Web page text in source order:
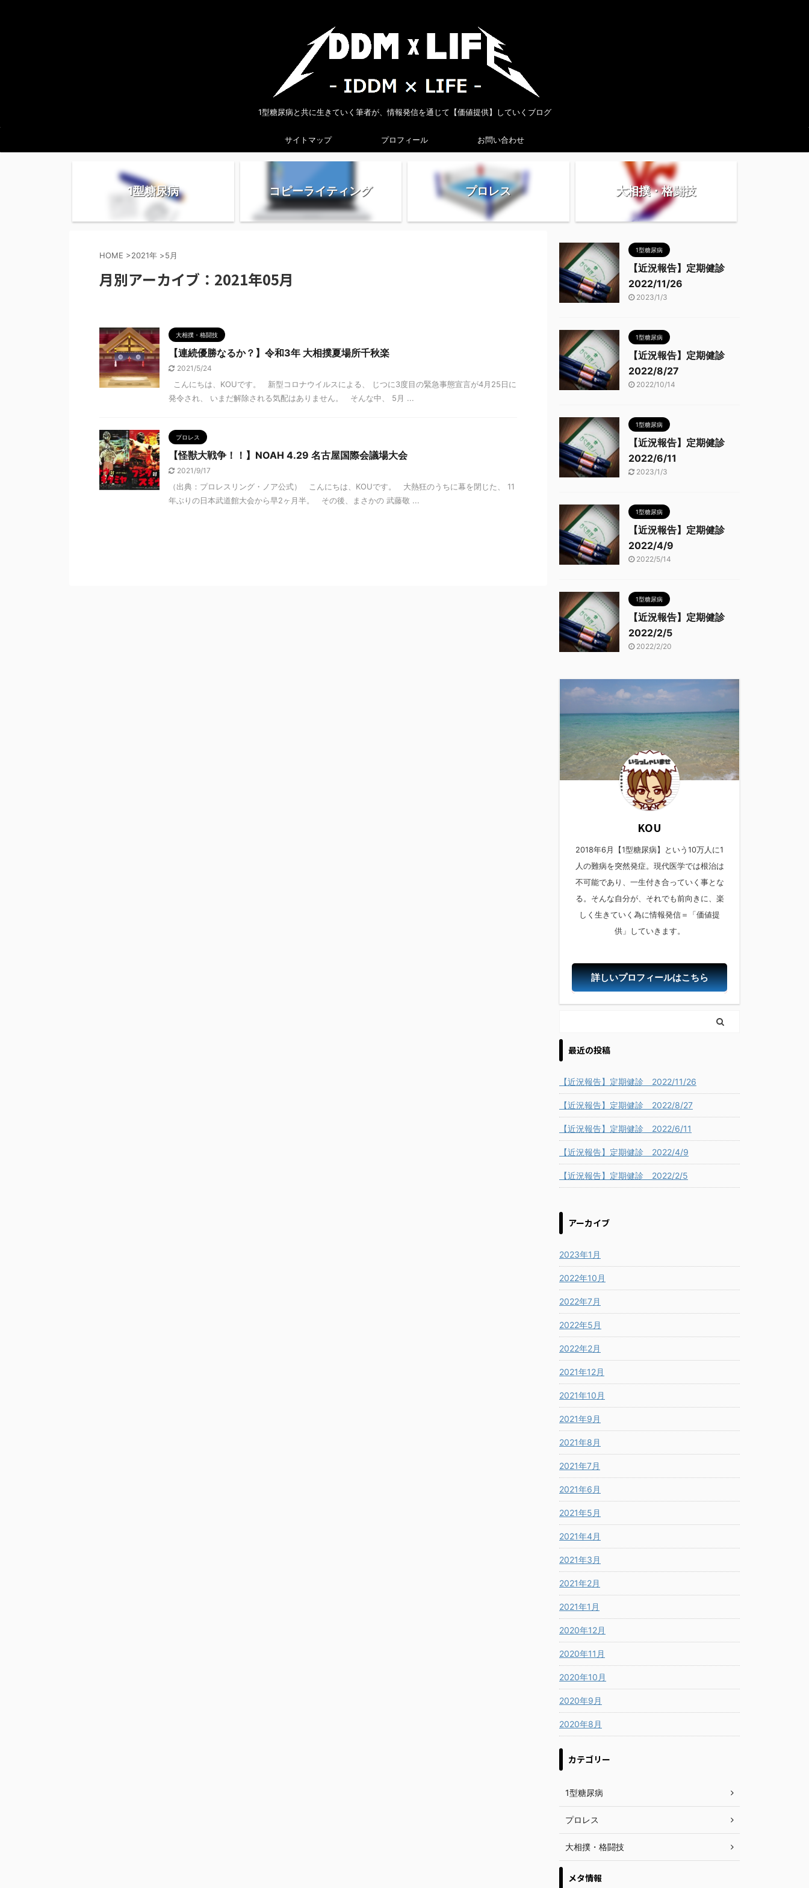
1型糖尿病と共に生きていく筆者が、情報発信を通じて【価値提供】していくブログ
サイトマップ プロフィール お問い合わせ
1型糖尿病 コピーライティング プロレス 大相撲・格闘技
HOME >2021年 >5月
月別アーカイブ：2021年05月
大相撲・格闘技
【連続優勝なるか？】令和3年 大相撲夏場所千秋楽
2021/5/24
こんにちは、KOUです。 新型コロナウイルスによる、 じつに3度目の緊急事態宣言が4月25日に
発令され、 いまだ解除される気配はありません。 そんな中、 5月 ...
プロレス
【怪獣大戦争！！】NOAH 4.29 名古屋国際会議場大会
2021/9/17
（出典：プロレスリング・ノア公式） こんにちは、KOUです。 大熱狂のうちに幕を閉じた、 11
年ぶりの日本武道館大会から早2ヶ月半。 その後、まさかの 武藤敬 ...
1型糖尿病
【近況報告】定期健診
2022/11/26
2023/1/3
1型糖尿病
【近況報告】定期健診
2022/8/27
2022/10/14
1型糖尿病
【近況報告】定期健診
2022/6/11
2023/1/3
1型糖尿病
【近況報告】定期健診
2022/4/9
2022/5/14
1型糖尿病
【近況報告】定期健診
2022/2/5
2022/2/20
KOU
2018年6月【1型糖尿病】という10万人に1
人の難病を突然発症。現代医学では根治は
不可能であり、一生付き合っていく事とな
る。そんな自分が、それでも前向きに、楽
しく生きていく為に情報発信＝「価値提
供」していきます。
詳しいプロフィールはこちら
最近の投稿
【近況報告】定期健診 2022/11/26
【近況報告】定期健診 2022/8/27
【近況報告】定期健診 2022/6/11
【近況報告】定期健診 2022/4/9
【近況報告】定期健診 2022/2/5
アーカイブ
2023年1月
2022年10月
2022年7月
2022年5月
2022年2月
2021年12月
2021年10月
2021年9月
2021年8月
2021年7月
2021年6月
2021年5月
2021年4月
2021年3月
2021年2月
2021年1月
2020年12月
2020年11月
2020年10月
2020年9月
2020年8月
カテゴリー
1型糖尿病
プロレス
大相撲・格闘技
メタ情報